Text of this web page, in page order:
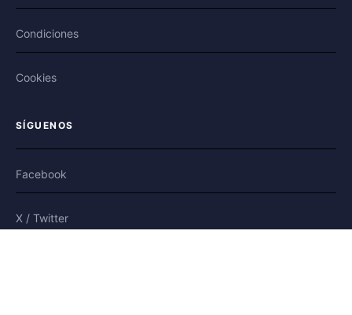
Condiciones
Cookies
SÍGUENOS
Facebook
X / Twitter